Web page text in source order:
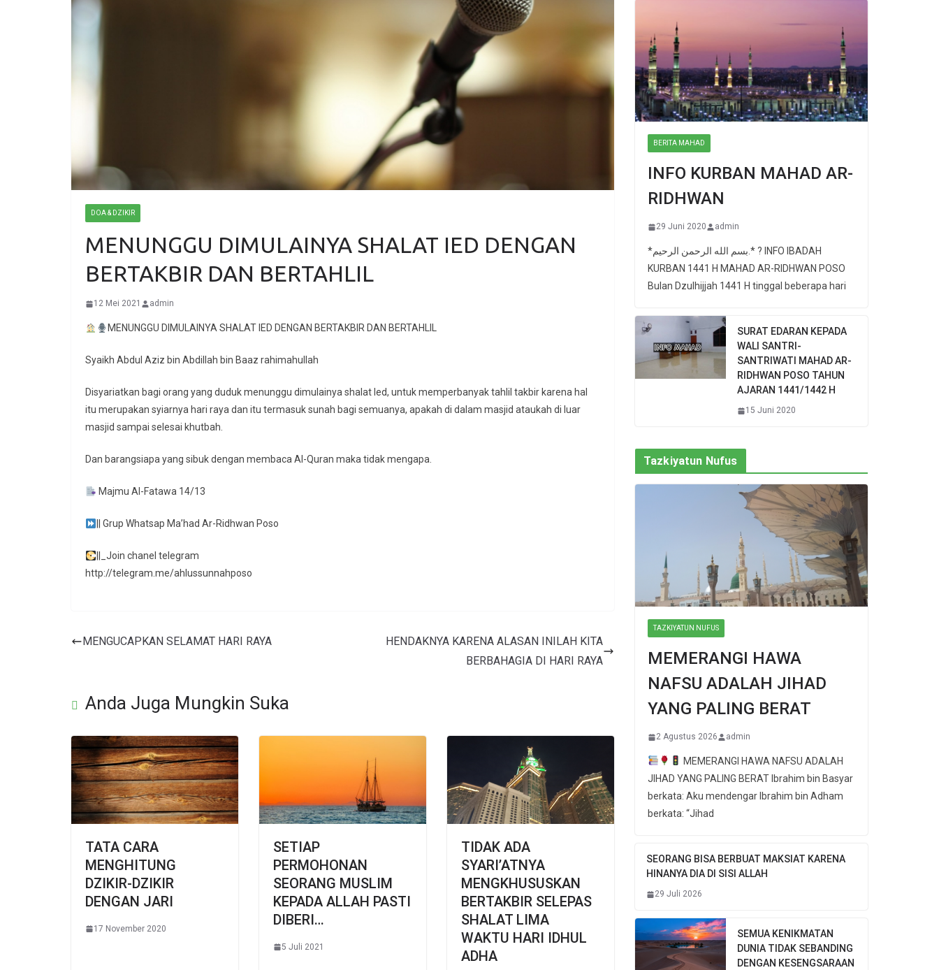
DOA & DZIKIR
MENUNGGU DIMULAINYA SHALAT IED DENGAN
BERTAKBIR DAN BERTAHLIL
12 Mei 2021 admin
MENUNGGU DIMULAINYA SHALAT IED DENGAN BERTAKBIR DAN BERTAHLIL
Syaikh Abdul Aziz bin Abdillah bin Baaz rahimahullah
Disyariatkan bagi orang yang duduk menunggu dimulainya shalat Ied, untuk memperbanyak tahlil takbir karena hal
itu merupakan syiarnya hari raya dan itu termasuk sunah bagi semuanya, apakah di dalam masjid ataukah di luar
masjid sampai selesai khutbah.
Dan barangsiapa yang sibuk dengan membaca Al-Quran maka tidak mengapa.
Majmu Al-Fatawa 14/13
|| Grup Whatsap Ma’had Ar-Ridhwan Poso
||_Join chanel telegram
http://telegram.me/ahlussunnahposo
MENGUCAPKAN SELAMAT HARI RAYA
HENDAKNYA KARENA ALASAN INILAH KITA
BERBAHAGIA DI HARI RAYA
Anda Juga Mungkin Suka
TATA CARA
MENGHITUNG
DZIKIR-DZIKIR
DENGAN JARI
17 November 2020
SETIAP
PERMOHONAN
SEORANG MUSLIM
KEPADA ALLAH PASTI
DIBERI…
5 Juli 2021
TIDAK ADA
SYARI’ATNYA
MENGKHUSUSKAN
BERTAKBIR SELEPAS
SHALAT LIMA
WAKTU HARI IDHUL
ADHA
BERITA MAHAD
INFO KURBAN MAHAD AR-
RIDHWAN
29 Juni 2020 admin
*بسم الله الرحمن الرحيم.* ? INFO IBADAH
KURBAN 1441 H MAHAD AR-RIDHWAN POSO
Bulan Dzulhijjah 1441 H tinggal beberapa hari
SURAT EDARAN KEPADA
WALI SANTRI-
SANTRIWATI MAHAD AR-
RIDHWAN POSO TAHUN
AJARAN 1441/1442 H
15 Juni 2020
Tazkiyatun Nufus
TAZKIYATUN NUFUS
MEMERANGI HAWA
NAFSU ADALAH JIHAD
YANG PALING BERAT
2 Agustus 2026 admin
MEMERANGI HAWA NAFSU ADALAH
JIHAD YANG PALING BERAT Ibrahim bin Basyar
berkata: Aku mendengar Ibrahim bin Adham
berkata: “Jihad
SEORANG BISA BERBUAT MAKSIAT KARENA
HINANYA DIA DI SISI ALLAH
29 Juli 2026
SEMUA KENIKMATAN
DUNIA TIDAK SEBANDING
DENGAN KESENGSARAAN